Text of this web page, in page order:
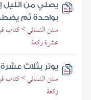
يصلي من الليل
بواحدة ثم
سنن النسائي > كتاب
عشرة ركعة
يوتر بثلاث
سنن النسائي > كتاب
ركعة